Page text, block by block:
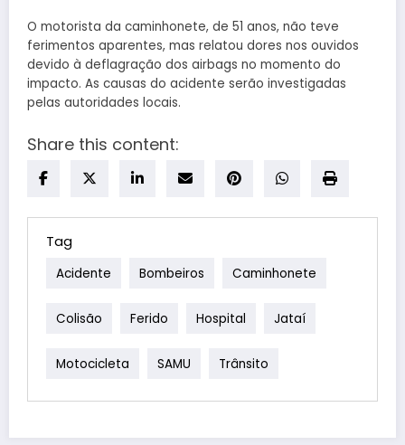
O motorista da caminhonete, de 51 anos, não teve
ferimentos aparentes, mas relatou dores nos ouvidos
devido à deflagração dos airbags no momento do
impacto. As causas do acidente serão investigadas
pelas autoridades locais.
Share this content:
Tag
Acidente Bombeiros Caminhonete
Colisão Ferido Hospital Jataí
Motocicleta SAMU Trânsito